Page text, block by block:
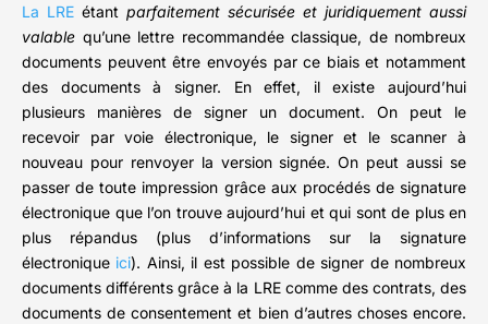
La LRE étant parfaitement sécurisée et juridiquement aussi
valable qu’une lettre recommandée classique, de nombreux
documents peuvent être envoyés par ce biais et notamment
des documents à signer. En effet, il existe aujourd’hui
plusieurs manières de signer un document. On peut le
recevoir par voie électronique, le signer et le scanner à
nouveau pour renvoyer la version signée. On peut aussi se
passer de toute impression grâce aux procédés de signature
électronique que l’on trouve aujourd’hui et qui sont de plus en
plus répandus (plus d’informations sur la signature
électronique ici). Ainsi, il est possible de signer de nombreux
documents différents grâce à la LRE comme des contrats, des
documents de consentement et bien d’autres choses encore.